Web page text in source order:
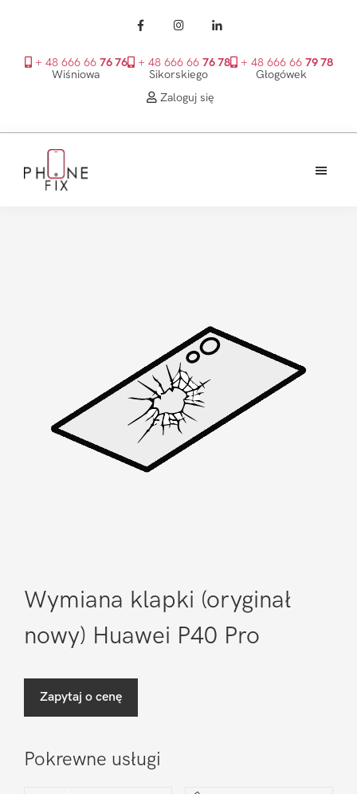
+ 48 666 66 76 76
Wiśniowa
+ 48 666 66 76 78
Sikorskiego
+ 48 666 66 79 78
Głogówek
Zaloguj się
głównego
Wymiana klapki (oryginał
nowy) Huawei P40 Pro
Zapytaj o cenę
Pokrewne usługi